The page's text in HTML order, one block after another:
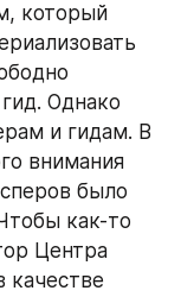
который
Однако
и гидам. В
внимания
было
как-то
Центра
качестве